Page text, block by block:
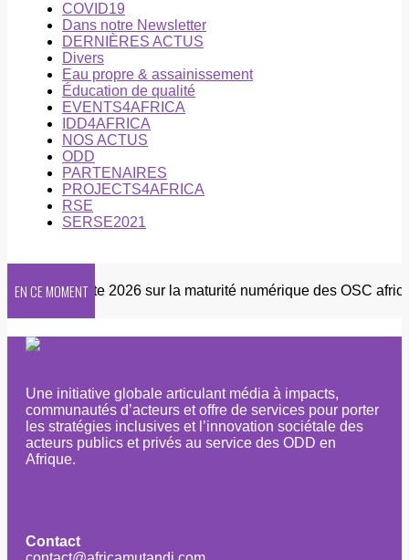
COVID19
Dans notre Newsletter
DERNIÈRES ACTUS
Divers
Eau propre & assainissement
Éducation de qualité
EVENTS4AFRICA
IDD4AFRICA
NOS ACTUS
ODD
PARTENAIRES
PROJECTS4AFRICA
RSE
SERSE2021
EN CE MOMENT
Enquête 2026 sur la maturité numérique des OSC
Une initiative globale articulant média à impacts,
communautés d’acteurs et offre de services pour porter
les stratégies inclusives et l’innovation sociétale des
acteurs publics et privés au service des ODD en
Afrique.
Contact